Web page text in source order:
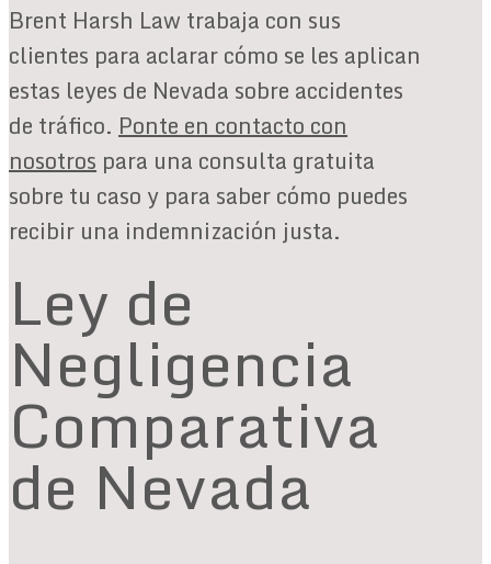
Brent Harsh Law trabaja con sus
clientes para aclarar cómo se les aplican
estas leyes de Nevada sobre accidentes
de tráfico.Ponte en contacto con
nosotros para una consulta gratuita
sobre tu caso y para saber cómo puedes
recibir una indemnización justa.
Ley de
Negligencia
Comparativa
de Nevada